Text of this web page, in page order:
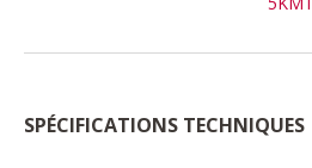
SPÉCIFICATIONS TECHNIQUES